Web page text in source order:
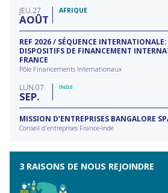
JEU 27
AOÛT
AFRIQUE
REF 2026 / SÉQUENCE
DISPOSITIFS DE FINANCEMENT
FRANCE
Pôle Financements Internationaux
LUN 07
SEP
INDE
MISSION D’ENTREPRISES BANGALORE
Conseil d'entreprises France-Inde
3 RAISONS DE NOUS REJOINDRE